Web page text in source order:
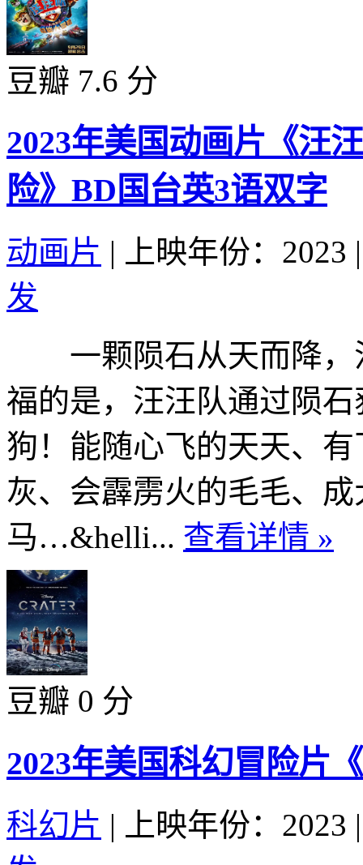
豆瓣 7.6 分
2023年美国动画片《汪
险》BD国台英3语双字
动画片 | 上映年份：2023 |
发
一颗陨石从天而降，
福的是，汪汪队通过陨
狗！能随心飞的天天、
灰、会霹雳火的毛毛、
马…&helli... 查看详情 »
豆瓣 0 分
2023年美国科幻冒险片
科幻片 | 上映年份：2023 |